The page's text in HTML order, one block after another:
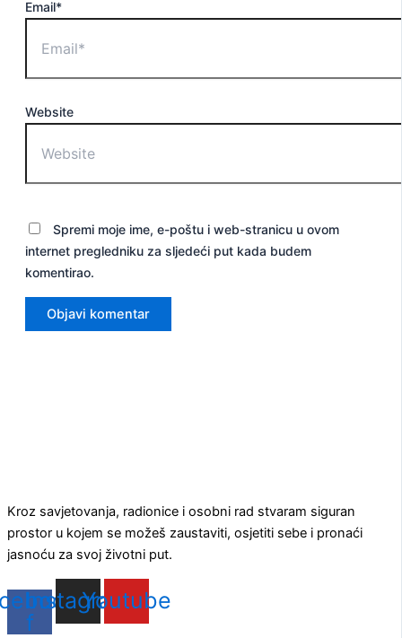
Email*
Website
Spremi moje ime, e-poštu i web-stranicu u ovom
internet pregledniku za sljedeći put kada budem
komentirao.
Kroz savjetovanja, radionice i osobni rad stvaram siguran
prostor u kojem se možeš zaustaviti, osjetiti sebe i pronaći
jasnoću za svoj životni put.
f
Instagram
Youtube